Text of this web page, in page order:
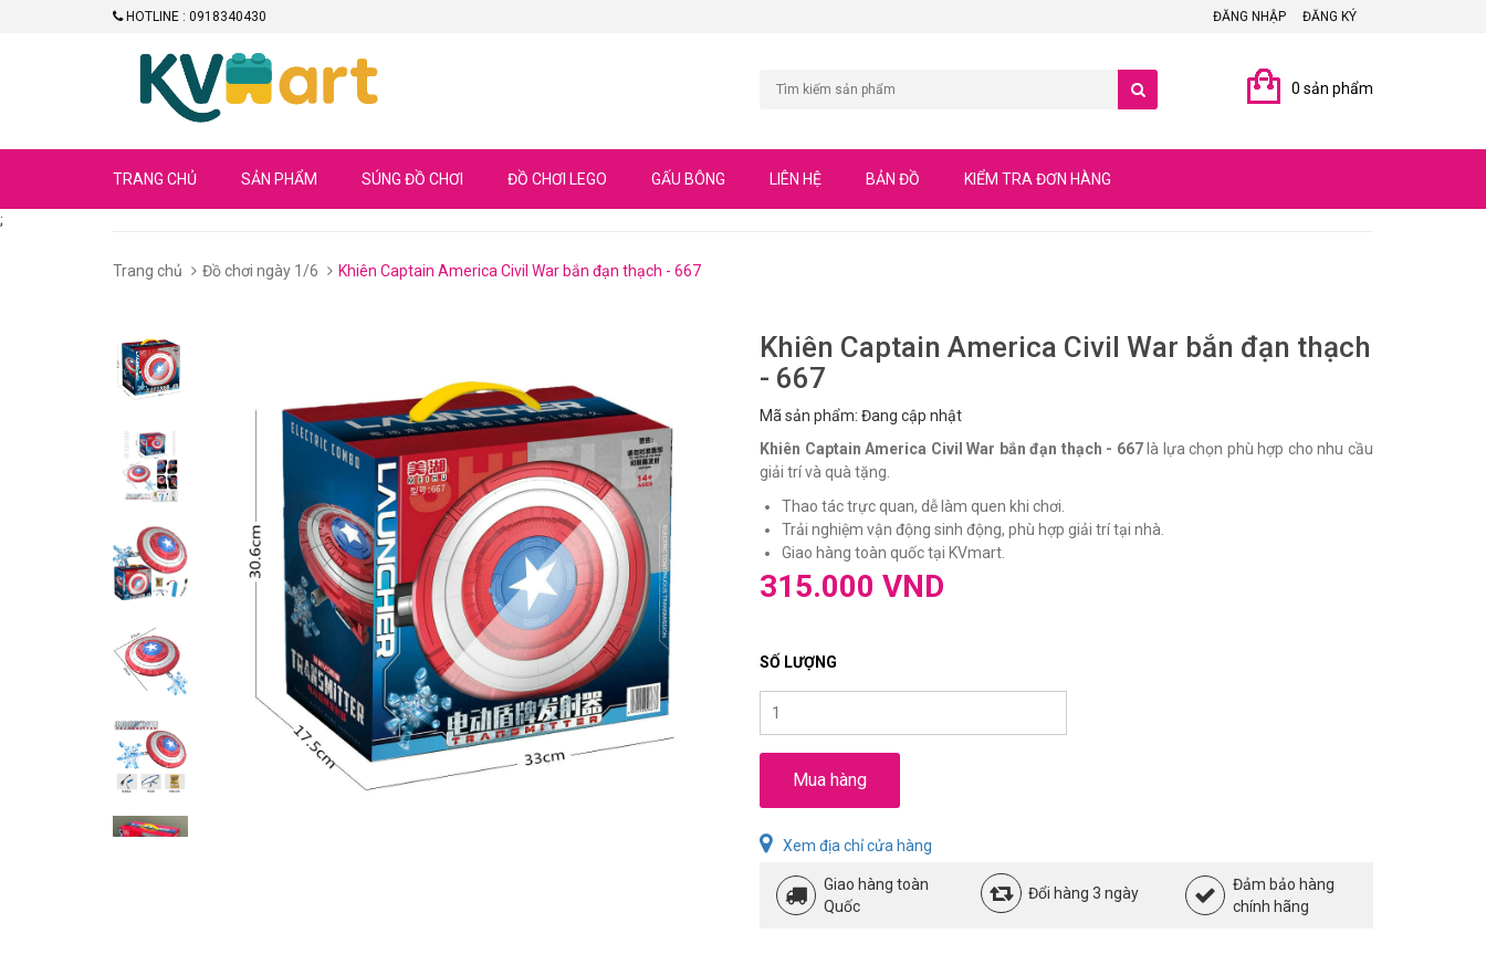
HOTLINE : 0918340430 ĐĂNG NHẬP ĐĂNG KÝ
0 sản phẩm
TRANG CHỦ SẢN PHẨM SÚNG ĐỒ CHƠI ĐỒ CHƠI LEGO GẤU BÔNG LIÊN HỆ BẢN ĐỒ KIỂM TRA ĐƠN HÀNG
;
Trang chủ Đồ chơi ngày 1/6 Khiên Captain America Civil War bắn đạn thạch - 667
Khiên Captain America Civil War bắn đạn thạch
- 667
Mã sản phẩm: Đang cập nhật
Khiên Captain America Civil War bắn đạn thạch - 667là lựa chọn phù hợp cho nhu cầu
giải trí và quà tặng.
Thao tác trực quan, dễ làm quen khi chơi.
Trải nghiệm vận động sinh động, phù hợp giải trí tại nhà.
Giao hàng toàn quốc tại KVmart.
315.000 VND
SỐ LƯỢNG
Mua hàng
Xem địa chỉ cửa hàng
Giao hàng toàn
Quốc
Đổi hàng 3 ngày
Đảm bảo hàng
chính hãng